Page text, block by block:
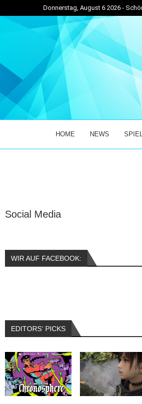
Donnerstag, August 6 2026 -
MIX AUS... GAMING NEWS:
HOME NEWS
Social Media
WIR AUF FACEBOOK:
EDITORS‘ PICKS